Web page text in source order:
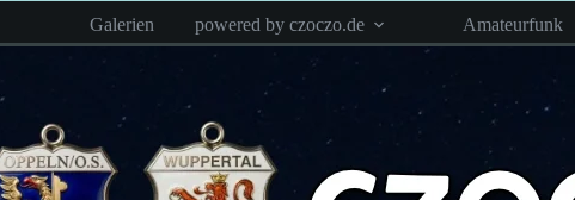
springen
Galerien powered by czoczo.de Amateurfunk